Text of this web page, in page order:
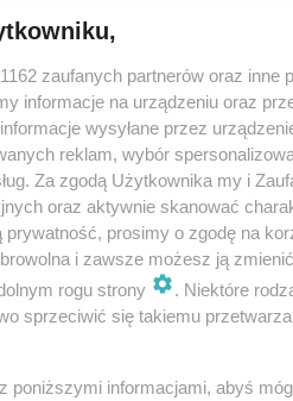
zaufanych partnerów oraz
informacje na urządzeniu oraz
wysyłane przez
reklam, wybór
Za zgodą Użytkownika my i
oraz aktywnie skanować
prywatność, prosimy o zgodę na
i zawsze możesz ją
rogu strony
. Niektóre
sprzeciwić się takiemu
poniższymi informacjami, abyś